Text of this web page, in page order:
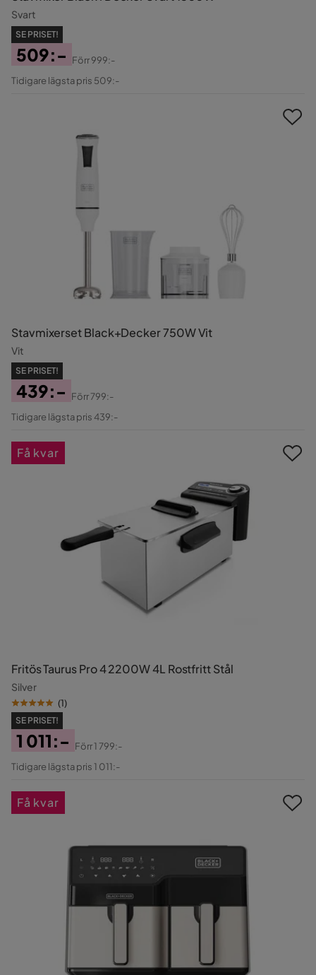
Svart
SE PRISET!
Pris
509:-
Original
Förr999:-
Tidigare lägsta pris 509:-
Stavmixerset Black+Decker 750W Vit
Vit
SE PRISET!
Pris
439:-
Original
Förr799:-
Tidigare lägsta pris 439:-
Fritös Taurus Pro 4 2200W 4L Rostfritt Stål
Silver
(1)
SE PRISET!
Pris
1 011:-
Original
Förr1 799:-
Tidigare lägsta pris 1 011:-
Få kvar
Få kvar